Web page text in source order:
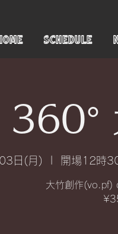
SCHEDULE
360°
日(月) 開場12時
大竹創作